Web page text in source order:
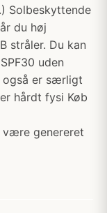
Solbeskyttende
du høj
stråler. Du kan
uden
også er særligt
hårdt fysi Køb
være genereret